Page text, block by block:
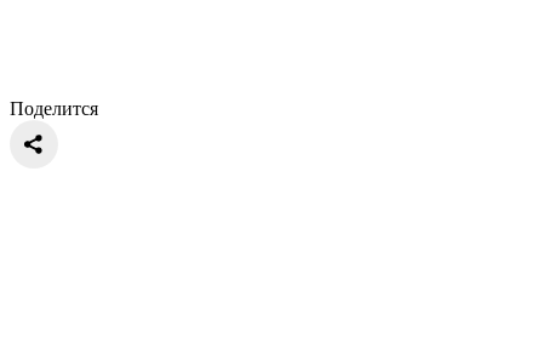
Поделится